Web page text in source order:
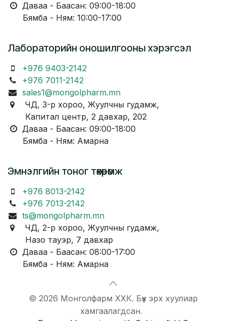
Даваа - Баасан: 09:00-18:00
Бямба - Ням: 10:00-17:00
Лабораторийн оношилгооны хэрэгсэл
+976 9403-2142
+976 7011-2142
sales1@mongolpharm.mn
ЧД, 3-р хороо, Жуулчны гудамж,
Капитал центр, 2 давхар, 202
Даваа - Баасан: 09:00-18:00
Бямба - Ням: Амарна
Эмнэлгийн тоног төхөөрөмж
+976 8013-2142
+976 7013-2142
ts@mongolpharm.mn
ЧД, 2-р хороо, Жуулчны гудамж,
Назо тауэр, 7 давхар
Даваа - Баасан: 08:00-17:00
Бямба - Ням: Амарна
© 2026 Монголфарм ХХК. Бүх эрх хуулиар
хамгаалагдсан.